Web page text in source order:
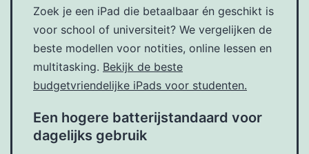
Zoek je een iPad die betaalbaar én geschikt is
voor school of universiteit? We vergelijken de
beste modellen voor notities, online lessen en
multitasking. Bekijk de beste
budgetvriendelijke iPads voor studenten.
Een hogere batterijstandaard voor
dagelijks gebruik